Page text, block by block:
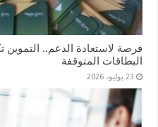
فرصة لاستعادة الدعم..
البطاقات المتوقفة
23 يوليو، 2026